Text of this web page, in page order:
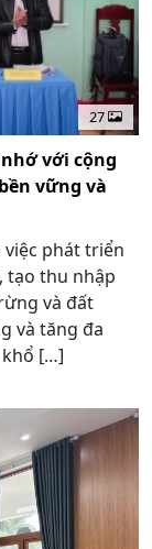
27
với cộng
vững và
phát triển
tạo thu nhập
và đất
và tăng đa
[…]